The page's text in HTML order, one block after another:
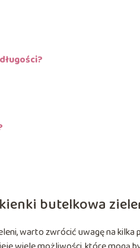
butelkowa
warto zwrócić uwagę na